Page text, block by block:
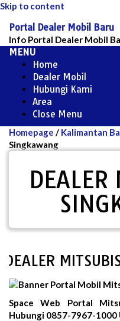
Skip to content
Portal Dealer Mobil Baru
Info Portal Dealer Mobil
MENU
Home
Dealer Mobil
Hubungi Kami
Area
Close Menu
Homepage / Kalimantan
Singkawang
DEALER
Space Web Portal
Hubungi 0857-7967-1000